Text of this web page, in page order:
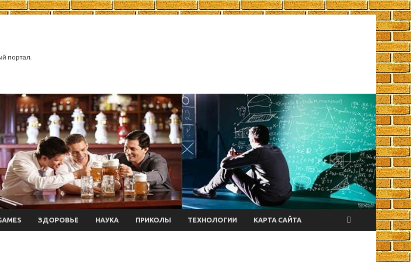
портал.
ЗДОРОВЬЕ НАУКА ПРИКОЛЫ ТЕХНОЛОГИИ КАРТА САЙТА